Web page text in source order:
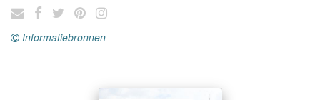
Informatiebronnen